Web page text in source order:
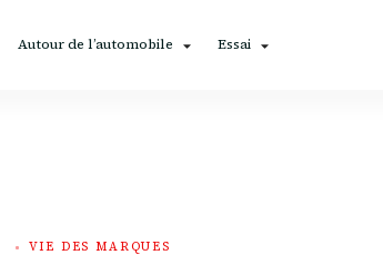
Autour de l’automobile Essai
VIE DES MARQUES